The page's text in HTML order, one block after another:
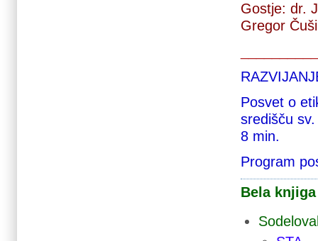
Gostje: dr.
Gregor
Posvet o
središču
8 min.
Program
Bela knjiga